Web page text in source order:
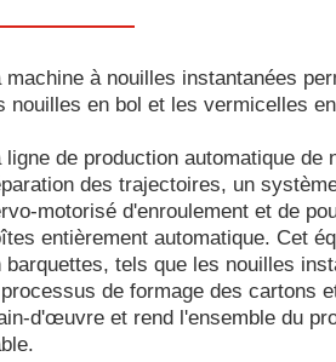
machine à nouilles instantanées
nouilles en bol et les vermicelles
ligne de production automatique
des trajectoires, un
motorisé d'enroulement et de
entièrement automatique. Cet
barquettes, tels que les nouilles
de formage des cartons
d'œuvre et rend l'ensemble du